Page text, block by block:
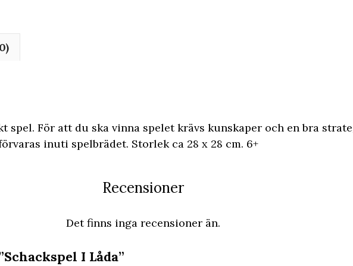
spel. För att du ska vinna spelet krävs kunskaper och en bra
inuti spelbrädet. Storlek ca 28 x 28 cm. 6+
Recensioner
Det finns inga recensioner än.
I Låda”